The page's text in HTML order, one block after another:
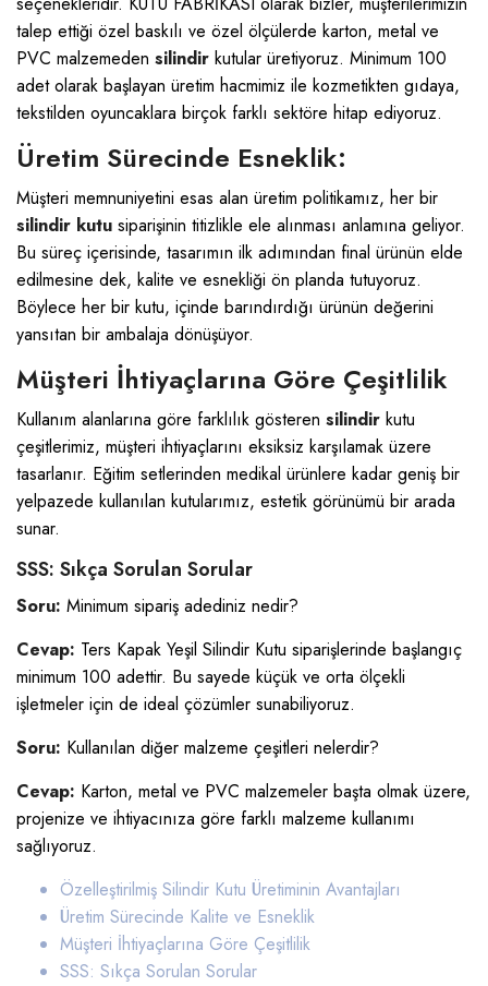
talep ettiği özel baskılı ve özel ölçülerde karton, metal ve
PVC malzemeden silindir kutular üretiyoruz. Minimum 100
adet olarak başlayan üretim hacmimiz ile kozmetikten gıdaya,
tekstilden oyuncaklara birçok farklı sektöre hitap ediyoruz.
Üretim Sürecinde Esneklik:
Müşteri memnuniyetini esas alan üretim politikamız, her bir
silindir kutu siparişinin titizlikle ele alınması anlamına geliyor.
Bu süreç içerisinde, tasarımın ilk adımından final ürünün elde
edilmesine dek, kalite ve esnekliği ön planda tutuyoruz.
Böylece her bir kutu, içinde barındırdığı ürünün değerini
yansıtan bir ambalaja dönüşüyor.
Müşteri İhtiyaçlarına Göre Çeşitlilik
Kullanım alanlarına göre farklılık gösteren silindir kutu
çeşitlerimiz, müşteri ihtiyaçlarını eksiksiz karşılamak üzere
tasarlanır. Eğitim setlerinden medikal ürünlere kadar geniş bir
yelpazede kullanılan kutularımız, estetik görünümü bir arada
sunar.
SSS: Sıkça Sorulan Sorular
Soru: Minimum sipariş adediniz nedir?
Cevap: Ters Kapak Yeşil Silindir Kutu siparişlerinde başlangıç
minimum 100 adettir. Bu sayede küçük ve orta ölçekli
işletmeler için de ideal çözümler sunabiliyoruz.
Soru: Kullanılan diğer malzeme çeşitleri nelerdir?
Cevap: Karton, metal ve PVC malzemeler başta olmak üzere,
projenize ve ihtiyacınıza göre farklı malzeme kullanımı
sağlıyoruz.
Özelleştirilmiş Silindir Kutu Üretiminin Avantajları
Üretim Sürecinde Kalite ve Esneklik
Müşteri İhtiyaçlarına Göre Çeşitlilik
SSS: Sıkça Sorulan Sorular